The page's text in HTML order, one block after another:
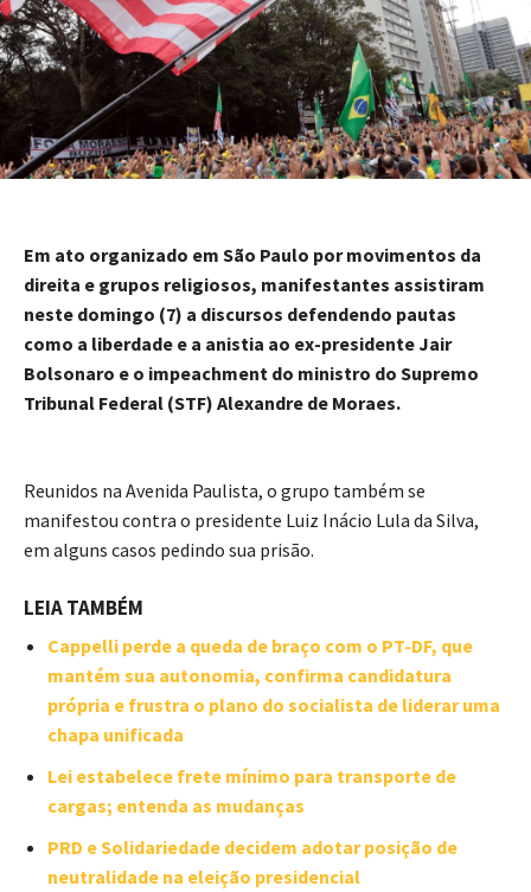
Em ato organizado em São Paulo por movimentos da
direita e grupos religiosos, manifestantes assistiram
neste domingo (7) a discursos defendendo pautas
como a liberdade e a anistia ao ex-presidente Jair
Bolsonaro e o impeachment do ministro do Supremo
Tribunal Federal (STF) Alexandre de Moraes.
Reunidos na Avenida Paulista, o grupo também se
manifestou contra o presidente Luiz Inácio Lula da Silva,
em alguns casos pedindo sua prisão.
LEIA TAMBÉM
Cappelli perde a queda de braço com o PT-DF, que
mantém sua autonomia, confirma candidatura
própria e frustra o plano do socialista de liderar uma
chapa unificada
Lei estabelece frete mínimo para transporte de
cargas; entenda as mudanças
PRD e Solidariedade decidem adotar posição de
neutralidade na eleição presidencial